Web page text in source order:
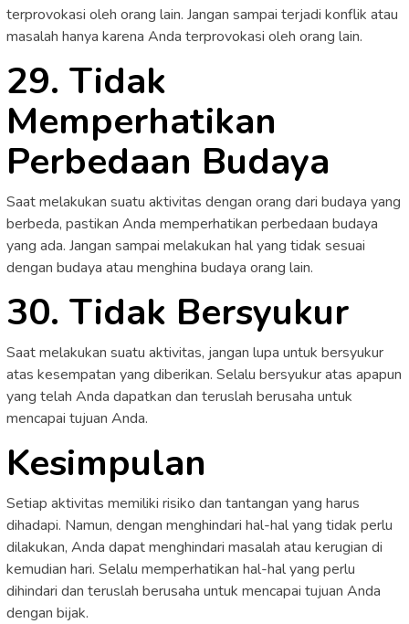
terprovokasi oleh orang lain. Jangan sampai terjadi konflik atau
masalah hanya karena Anda terprovokasi oleh orang lain.
29. Tidak
Memperhatikan
Perbedaan Budaya
Saat melakukan suatu aktivitas dengan orang dari budaya yang
berbeda, pastikan Anda memperhatikan perbedaan budaya
yang ada. Jangan sampai melakukan hal yang tidak sesuai
dengan budaya atau menghina budaya orang lain.
30. Tidak Bersyukur
Saat melakukan suatu aktivitas, jangan lupa untuk bersyukur
atas kesempatan yang diberikan. Selalu bersyukur atas apapun
yang telah Anda dapatkan dan teruslah berusaha untuk
mencapai tujuan Anda.
Kesimpulan
Setiap aktivitas memiliki risiko dan tantangan yang harus
dihadapi. Namun, dengan menghindari hal-hal yang tidak perlu
dilakukan, Anda dapat menghindari masalah atau kerugian di
kemudian hari. Selalu memperhatikan hal-hal yang perlu
dihindari dan teruslah berusaha untuk mencapai tujuan Anda
dengan bijak.